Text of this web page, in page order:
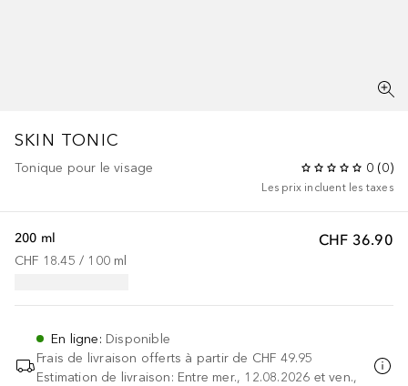
SKIN TONIC
Tonique pour le visage 0 (0)
Les prix incluent les taxes
CHF 36.90
200 ml
CHF 18.45 / 100 ml
En ligne: Disponible
Frais de livraison offerts à partir de CHF 49.95
Estimation de livraison: Entre mer., 12.08.2026 et ven.,